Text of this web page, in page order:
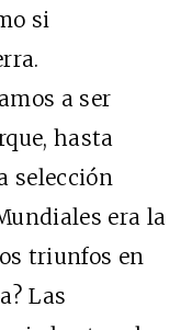
si
a ser
hasta
selección
era la
triunfos en
Las